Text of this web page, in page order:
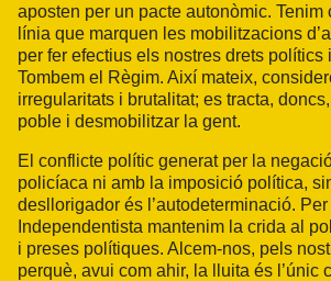
aposten per un pacte autonòmic.
línia que marquen les mobilitzacions
per fer efectius els nostres drets
Tombem el Règim. Així mateix,
irregularitats i brutalitat; es tracta,
poble i desmobilitzar la gent.
El conflicte polític generat per la
policíaca ni amb la imposició política,
desllorigador és l’autodeterminació.
Independentista mantenim la crida al
i preses polítiques. Alcem-nos, pels
perquè, avui com ahir, la lluita és l’únic